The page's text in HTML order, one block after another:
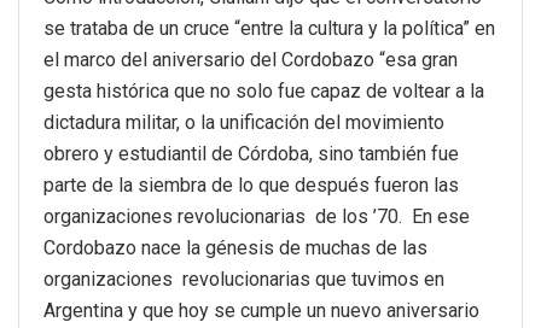
se trataba de un cruce “entre la cultura y la política” en
el marco del aniversario del Cordobazo “esa gran
gesta histórica que no solo fue capaz de voltear a la
dictadura militar, o la unificación del movimiento
obrero y estudiantil de Córdoba, sino también fue
parte de la siembra de lo que después fueron las
organizaciones revolucionarias de los ’70. En ese
Cordobazo nace la génesis de muchas de las
organizaciones revolucionarias que tuvimos en
Argentina y que hoy se cumple un nuevo aniversario